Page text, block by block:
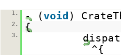
1. - ( void)
2. {
3.
^{